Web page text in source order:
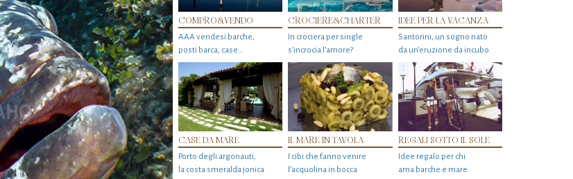
COMPRO&VENDO
AAA vendesi barche,
posti barca, case…
CROCIERE&CHARTER
In crociera per single
s'incrocia l’amore?
IDEE PER LA VACANZA
Santorini, un sogno nato
da un’eruzione da incubo
CASE DA MARE
Porto degli argonauti,
la costa smeralda jonica
IL MARE IN TAVOLA
I cibi che fanno venire
l’acquolina in bocca
REGALI SOTTO IL SOLE
Idee regalo per chi
ama barche e mare